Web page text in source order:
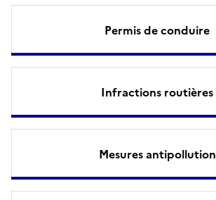
Permis de conduire
Infractions routières
Mesures antipollution